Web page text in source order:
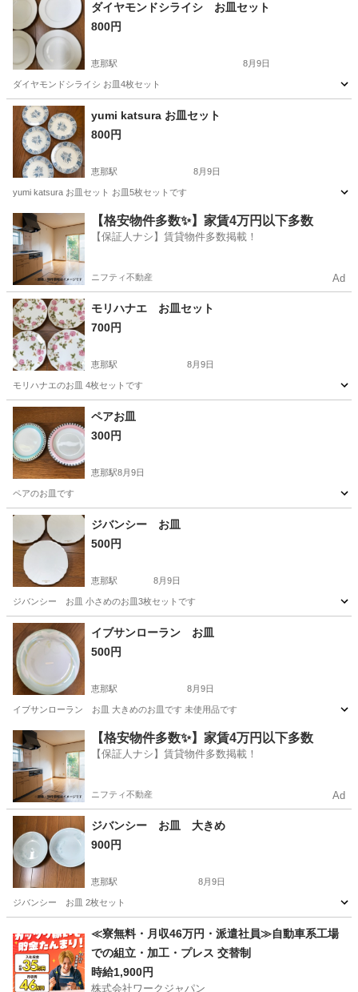
ダイヤモンドシライシ お皿セット
800円
恵那駅 8月9日
ダイヤモンドシライシ お皿4枚セット
岐阜 恵那市 ダイヤモンドシライシ
yumi katsura お皿セット
800円
恵那駅 8月9日
yumi katsura お皿セット お皿5枚セットです
岐阜 恵那市 恵那駅 食器
【格安物件多数✨】家賃4万円以下多数
【保証人ナシ】賃貸物件多数掲載！
ニフティ不動産 Ad
モリハナエ お皿セット
700円
恵那駅 8月9日
モリハナエのお皿 4枚セットです
岐阜 恵那市 恵那駅
ペアお皿
300円
恵那駅8月9日
ペアのお皿です
岐阜 恵那市 恵那駅 食器
ジバンシー お皿
500円
恵那駅 8月9日
ジバンシー お皿 小さめのお皿3枚セットです
岐阜 恵那市 恵那駅 食器 ジバンシー
イブサンローラン お皿
500円
恵那駅 8月9日
イブサンローラン お皿 大きめのお皿です 未使用品です
岐阜 恵那市 恵那駅 食器
【格安物件多数✨】家賃4万円以下多数
【保証人ナシ】賃貸物件多数掲載！
ニフティ不動産 Ad
ジバンシー お皿 大きめ
900円
恵那駅 8月9日
ジバンシー お皿 2枚セット
恵那駅 食器
≪寮無料・月収46万円・派遣社員≫自動車系工場
での組立・加工・プレス 交替制
時給1,900円
株式会社ワークジャパン